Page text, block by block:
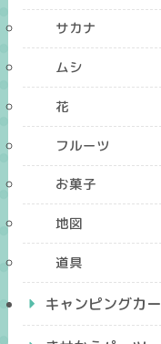
サカナ
ムシ
花
フルーツ
お菓子
地図
道具
キャンピングカー